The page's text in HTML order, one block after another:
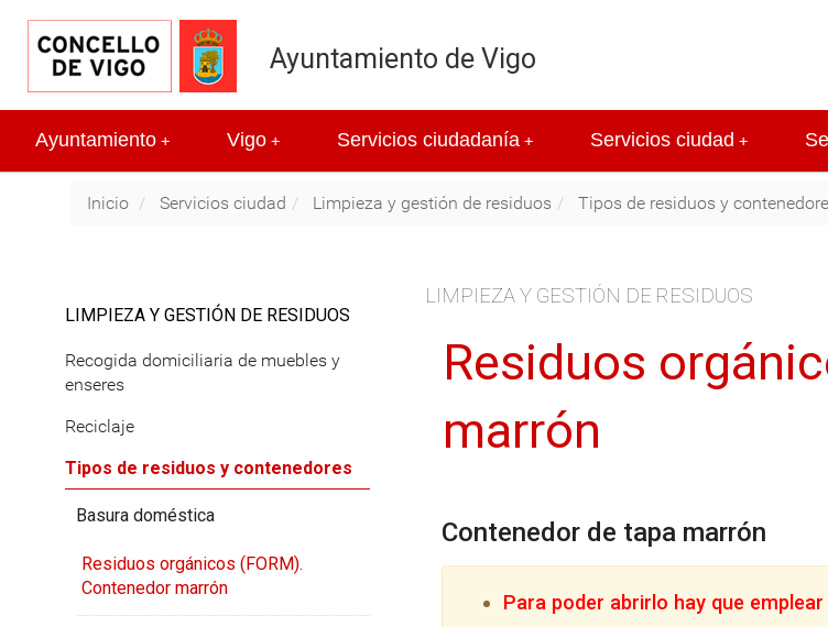
Ayuntamiento de Vigo
+
Ayuntamiento +
Vigo +
Servicios ciudadanía +
Servicios ciudad
Inicio Servicios ciudad Limpieza y gestión de residuos Tipos de residuos y
LIMPIEZA Y GESTIÓN DE RESIDUOS
Residuos
marrón
Contenedor de tapa marrón
Para poder abrirlo hay que
LIMPIEZA Y GESTIÓN DE RESIDUOS
Recogida domiciliaria de muebles y
enseres
Reciclaje
Tipos de residuos y contenedores
Basura doméstica
Residuos orgánicos (FORM).
Contenedor marrón